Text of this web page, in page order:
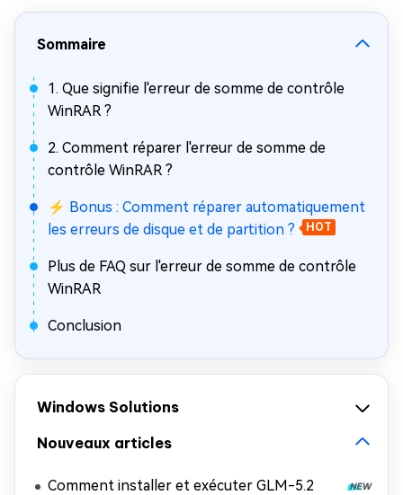
Sommaire
1. Que signifie l'erreur de somme de contrôle
WinRAR ?
2. Comment réparer l'erreur de somme de
contrôle WinRAR ?
⚡ Bonus : Comment réparer automatiquement
les erreurs de disque et de partition ?
HOT
Plus de FAQ sur l'erreur de somme de contrôle
WinRAR
Conclusion
Windows Solutions
Nouveaux articles
Comment installer et exécuter GLM-5.2